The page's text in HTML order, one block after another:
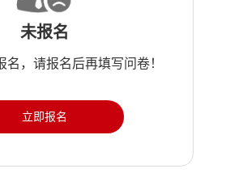
未报名
名，请报名后再填写问卷！
立即报名